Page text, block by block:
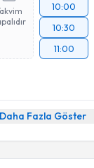
10:00
10:30
11:00
Daha Fazla Göster